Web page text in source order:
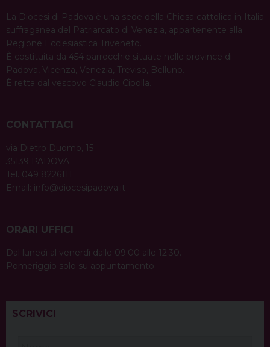
La Diocesi di Padova è una sede della Chiesa cattolica in Italia
suffraganea del Patriarcato di Venezia, appartenente alla
Regione Ecclesiastica Triveneto.
È costituita da 454 parrocchie situate nelle province di
Padova, Vicenza, Venezia, Treviso, Belluno.
È retta dal vescovo Claudio Cipolla.
CONTATTACI
via Dietro Duomo, 15
35139 PADOVA
Tel. 049 8226111
Email: info@diocesipadova.it
ORARI UFFICI
Dal lunedì al venerdì dalle 09:00 alle 12:30.
Pomeriggio solo su appuntamento.
SCRIVICI